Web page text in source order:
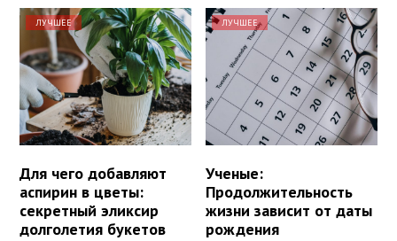
ЛУЧШЕЕ
Для чего добавляют
аспирин в цветы:
секретный эликсир
долголетия букетов
ЛУЧШЕЕ
Ученые:
Продолжительность
жизни зависит от даты
рождения